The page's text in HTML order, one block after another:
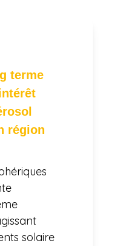
terme
région
solaire